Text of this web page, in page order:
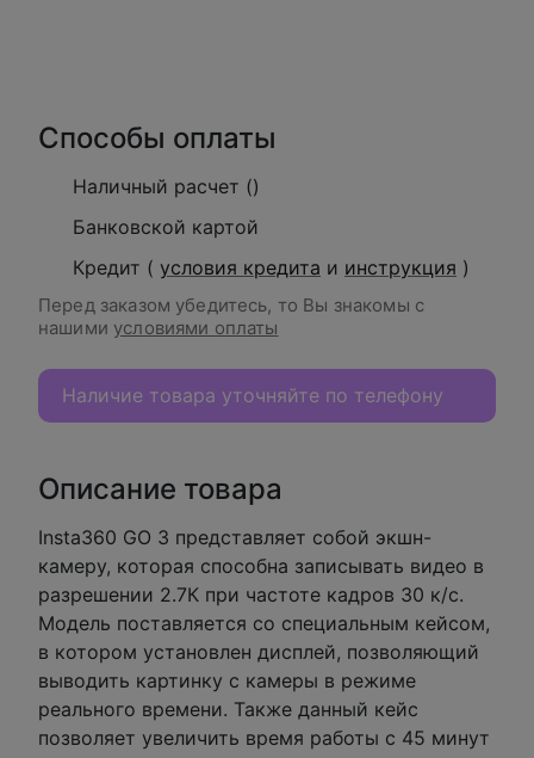
Способы оплаты
Наличный расчет ()
Банковской картой
Кредит ( условия кредита и инструкция )
Перед заказом убедитесь, то Вы знакомы с
нашими условиями оплаты
Наличие товара уточняйте по телефону
Описание товара
Insta360 GO 3 представляет собой экшн-
камеру, которая способна записывать видео в
разрешении 2.7К при частоте кадров 30 к/с.
Модель поставляется со специальным кейсом,
в котором установлен дисплей, позволяющий
выводить картинку с камеры в режиме
реального времени. Также данный кейс
позволяет увеличить время работы с 45 минут